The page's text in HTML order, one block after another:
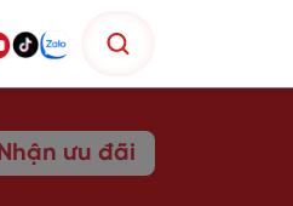
Nhận ưu đãi